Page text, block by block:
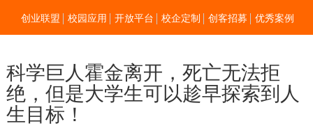
创业联盟 校园应用 开放平台 校企定制 创客招募 优秀案例
科学巨人霍金离开，死亡无法拒
绝，但是大学生可以趁早探索到人
生目标！